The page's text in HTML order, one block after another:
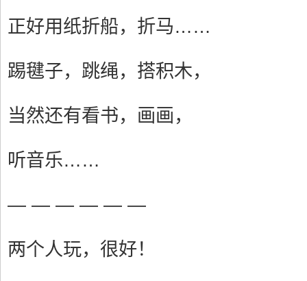
正好用纸折船，折马……
踢毽子，跳绳，搭积木，
当然还有看书，画画，
听音乐……
— — — — — —
两个人玩，很好！